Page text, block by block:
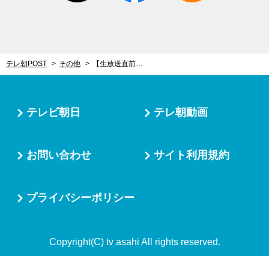
テレ朝POST その他 【生放送直前】MステがFlowerら計4アーティストの貴重なリハ風景を特別公開！
テレビ朝日 テレ朝動画
お問い合わせ サイト利用規約
プライバシーポリシー
Copyright(C) tv asahi All rights reserved.